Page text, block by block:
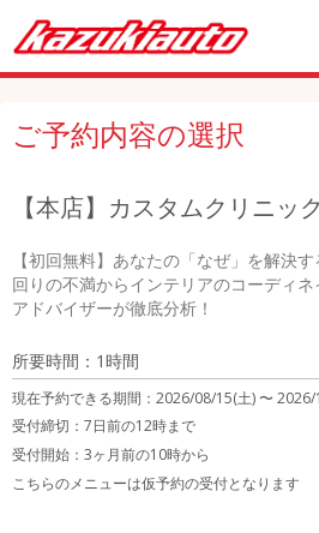
ご予約内容の選択
【本店】カスタムクリニッ
【初回無料】あなたの「なぜ」を解決
回りの不満からインテリアのコーディ
アドバイザーが徹底分析！
所要時間：1時間
現在予約できる期間： 2026/08/15(土) 〜2026/
受付締切： 7日前の12時まで
受付開始： 3ヶ月前の10時から
こちらのメニューは仮予約の受付となります